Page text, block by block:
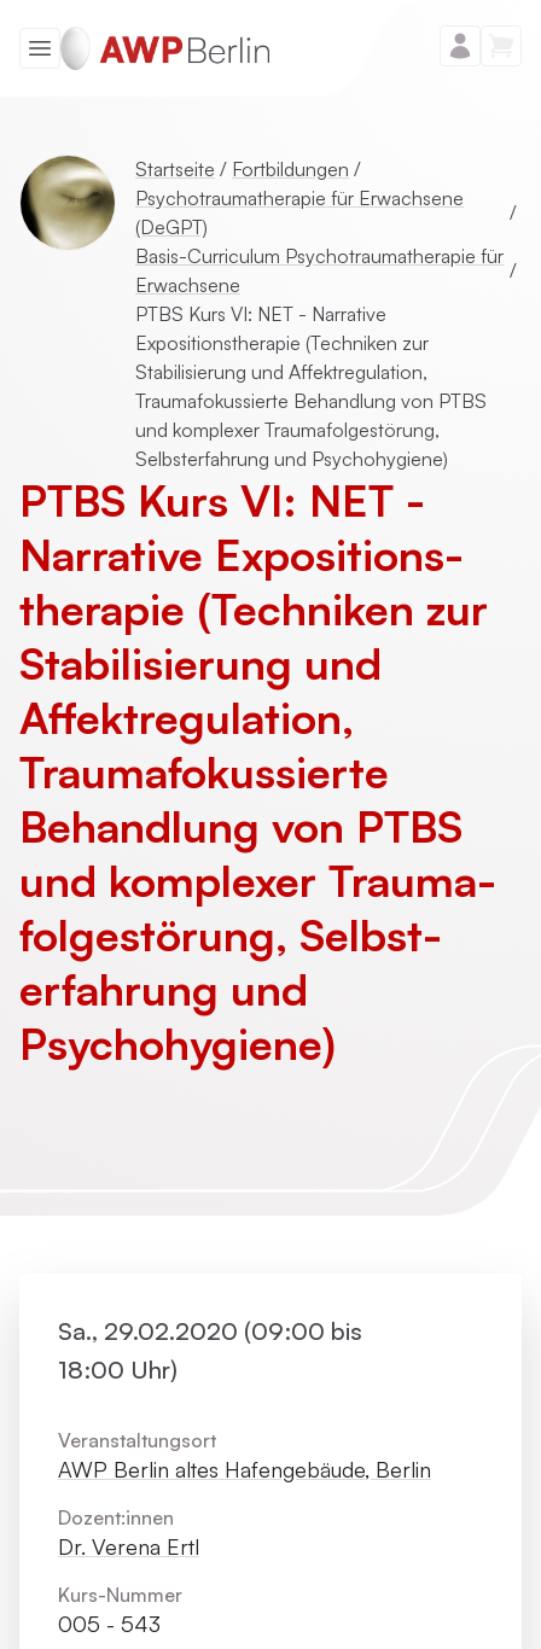
Startseite / Fortbildungen /
Psychotraumatherapie für Erwachsene
(DeGPT)
/
Basis-Curriculum Psychotraumatherapie für
Erwachsene
/
PTBS Kurs VI: NET - Narrative
Expositionstherapie (Techniken zur
Stabilisierung und Affektregulation,
Traumafokussierte Behandlung von PTBS
und komplexer Traumafolgestörung,
Selbsterfahrung und Psychohygiene)
PTBS Kurs VI: NET -
Narrative Expositions­
therapie (Techniken zur
Stabilisierung und
Affektregulation,
Trauma­fokussierte
Behandlung von PTBS
und komplexer Trauma­
folge­störung, Selbst­
erfahrung und
Psychohygiene)
Sa., 29.02.2020 (09:00 bis
18:00 Uhr)
Veranstaltungsort
AWP Berlin altes Hafengebäude, Berlin
Dozent:innen
Dr. Verena Ertl
Kurs-Nummer
005 - 543